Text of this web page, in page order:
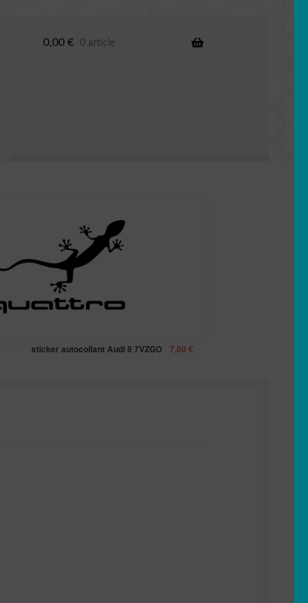
0,00 € 0 article
sticker autocollant Audi 8 7VZGO 7,80 €